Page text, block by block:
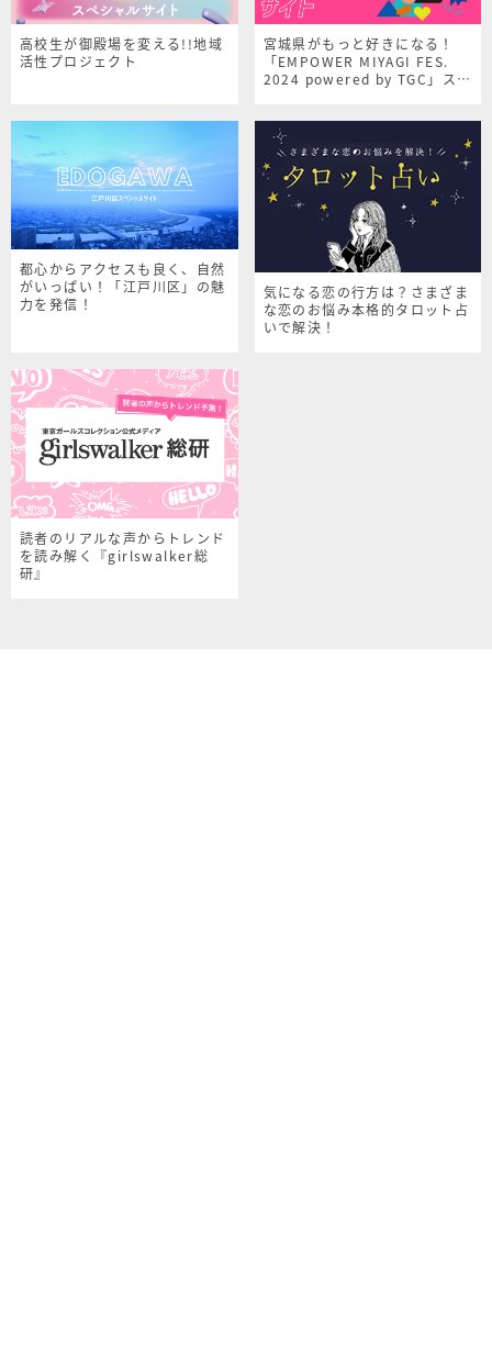
高校生が御殿場を変える!!地域
活性プロジェクト
宮城県がもっと好きになる！
「EMPOWER MIYAGI FES.
2024 powered by TGC」スペ
都心からアクセスも良く、自然
がいっぱい！「江戸川区」の魅
力を発信！
気になる恋の行方は？さまざま
な恋のお悩み本格的タロット占
いで解決！
読者のリアルな声からトレンド
を読み解く『girlswalker総
研』